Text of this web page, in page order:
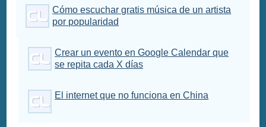
Cómo escuchar gratis música de un artista
por popularidad
Crear un evento en Google Calendar que
se repita cada X días
El internet que no funciona en China